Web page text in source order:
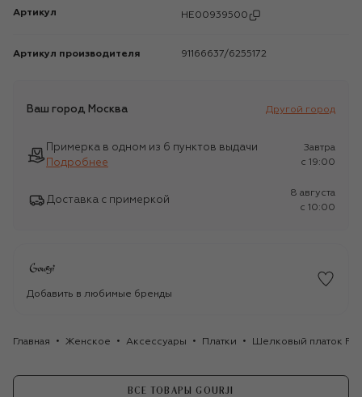
Артикул HE00939500
Артикул производителя 91166637/6255172
Ваш город Москва Другой город
Примерка в одном из 6 пунктов выдачи
Подробнее
Завтра
c 19:00
Доставка с примеркой
8 августа
c 10:00
Добавить в любимые бренды
Главная Женское Аксессуары Платки Шелковый платок
ВСЕ ТОВАРЫ GOURJI